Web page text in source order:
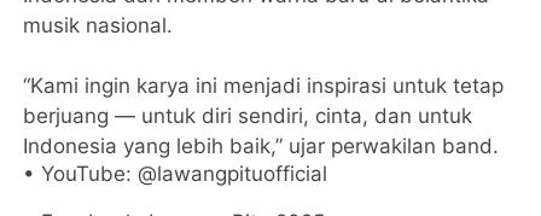
musik nasional.
“Kami ingin karya ini menjadi inspirasi untuk tetap
berjuang — untuk diri sendiri, cinta, dan untuk
Indonesia yang lebih baik,” ujar perwakilan band.
• YouTube: @lawangpituofficial